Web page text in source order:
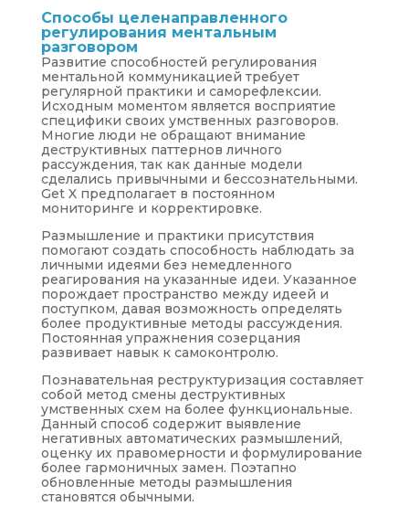
Способы целенаправленного
регулирования ментальным
разговором
Развитие способностей регулирования
ментальной коммуникацией требует
регулярной практики и саморефлексии.
Исходным моментом является восприятие
специфики своих умственных разговоров.
Многие люди не обращают внимание
деструктивных паттернов личного
рассуждения, так как данные модели
сделались привычными и бессознательными.
Get X предполагает в постоянном
мониторинге и корректировке.
Размышление и практики присутствия
помогают создать способность наблюдать за
личными идеями без немедленного
реагирования на указанные идеи. Указанное
порождает пространство между идеей и
поступком, давая возможность определять
более продуктивные методы рассуждения.
Постоянная упражнения созерцания
развивает навык к самоконтролю.
Познавательная реструктуризация составляет
собой метод смены деструктивных
умственных схем на более функциональные.
Данный способ содержит выявление
негативных автоматических размышлений,
оценку их правомерности и формулирование
более гармоничных замен. Поэтапно
обновленные методы размышления
становятся обычными.